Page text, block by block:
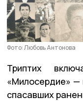
Фото: Любовь Антонова
Триптих
«Милосердие» —
спасавших